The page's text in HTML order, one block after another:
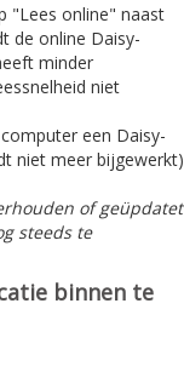
"Lees online" naast
de online Daisy-
minder
niet
een Daisy-
niet meer bijgewerkt)
of geüpdatet
steeds te
binnen te